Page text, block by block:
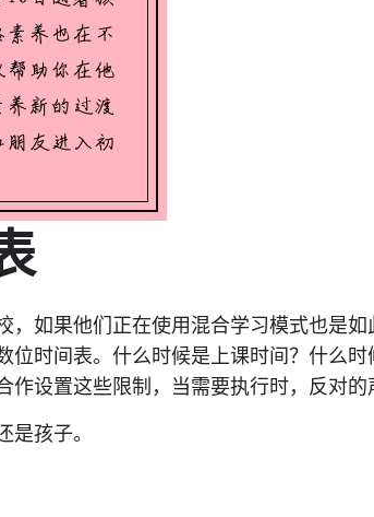
如果他们正在使用混合学习模式也是如
位时间表。什么时候是上课时间？什么
设置这些限制，当需要执行时，反对的
孩子。